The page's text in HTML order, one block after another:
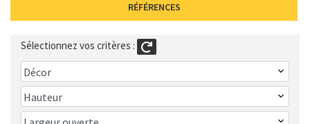
RÉFÉRENCES
Sélectionnez vos critères :